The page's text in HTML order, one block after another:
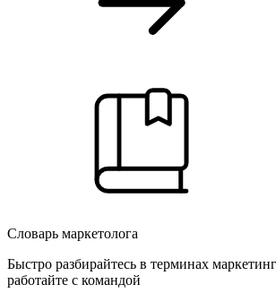
Словарь маркетолога
Быстро разбирайтесь в терминах
работайте с командой